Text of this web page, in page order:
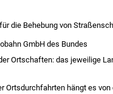
die Behebung von
GmbH des Bundes
Ortschaften: das jeweilige
hängt es von